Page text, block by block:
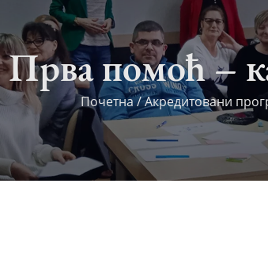
Прва помоћ –
Почетна/Акредитовани